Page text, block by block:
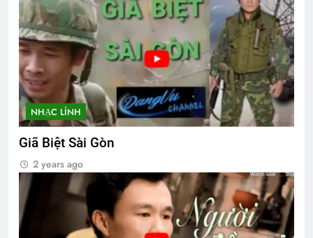
NHẠC LÍNH
Giã Biệt Sài Gòn
2 years ago